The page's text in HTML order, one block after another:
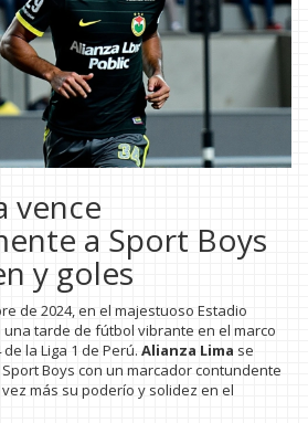
vence
a Sport Boys
y goles
de 2024, en el majestuoso Estadio
una tarde de fútbol vibrante en el marco
la Liga 1 de Perú. Alianza Lima se
Boys con un marcador contundente
más su poderío y solidez en el